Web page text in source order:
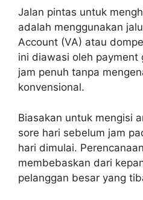
Jalan pintas untuk
adalah menggunakan
Account (VA) atau
ini diawasi oleh
jam penuh tanpa
konvensional.
Biasakan untuk mengisi
sore hari sebelum jam
hari dimulai.
membebaskan dari
pelanggan besar yang